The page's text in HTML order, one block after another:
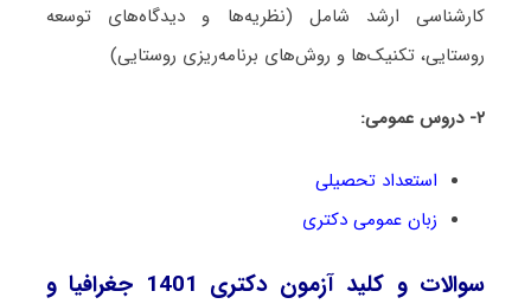
کارشناسی ارشد شامل (نظریه‌ها و دیدگاه‌های توسعه
روستایی، تکنیک‌ها و روش‌های برنامه‌ریزی روستایی)
۲- دروس عمومی:
استعداد تحصیلی
زبان عمومی دکتری
سوالات و کلید آزمون دکتری 1401 جغرافیا و